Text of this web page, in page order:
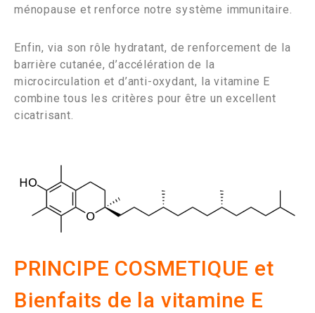
ménopause et renforce notre système immunitaire.
Enfin, via son rôle hydratant, de renforcement de la
barrière cutanée, d’accélération de la
microcirculation et d’anti-oxydant, la vitamine E
combine tous les critères pour être un excellent
cicatrisant.
PRINCIPE COSMETIQUE et
Bienfaits de la vitamine E